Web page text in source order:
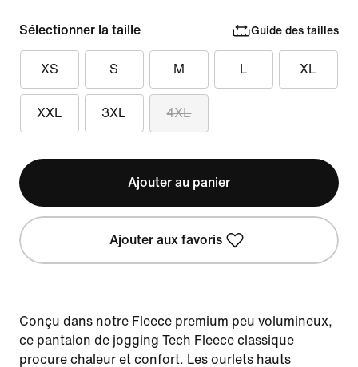
Sélectionner la taille Guide des tailles
XS S M L XL
XXL 3XL 4XL
Ajouter au panier
Ajouter aux favoris
Conçu dans notre Fleece premium peu volumineux,
ce pantalon de jogging Tech Fleece classique
procure chaleur et confort. Les ourlets hauts